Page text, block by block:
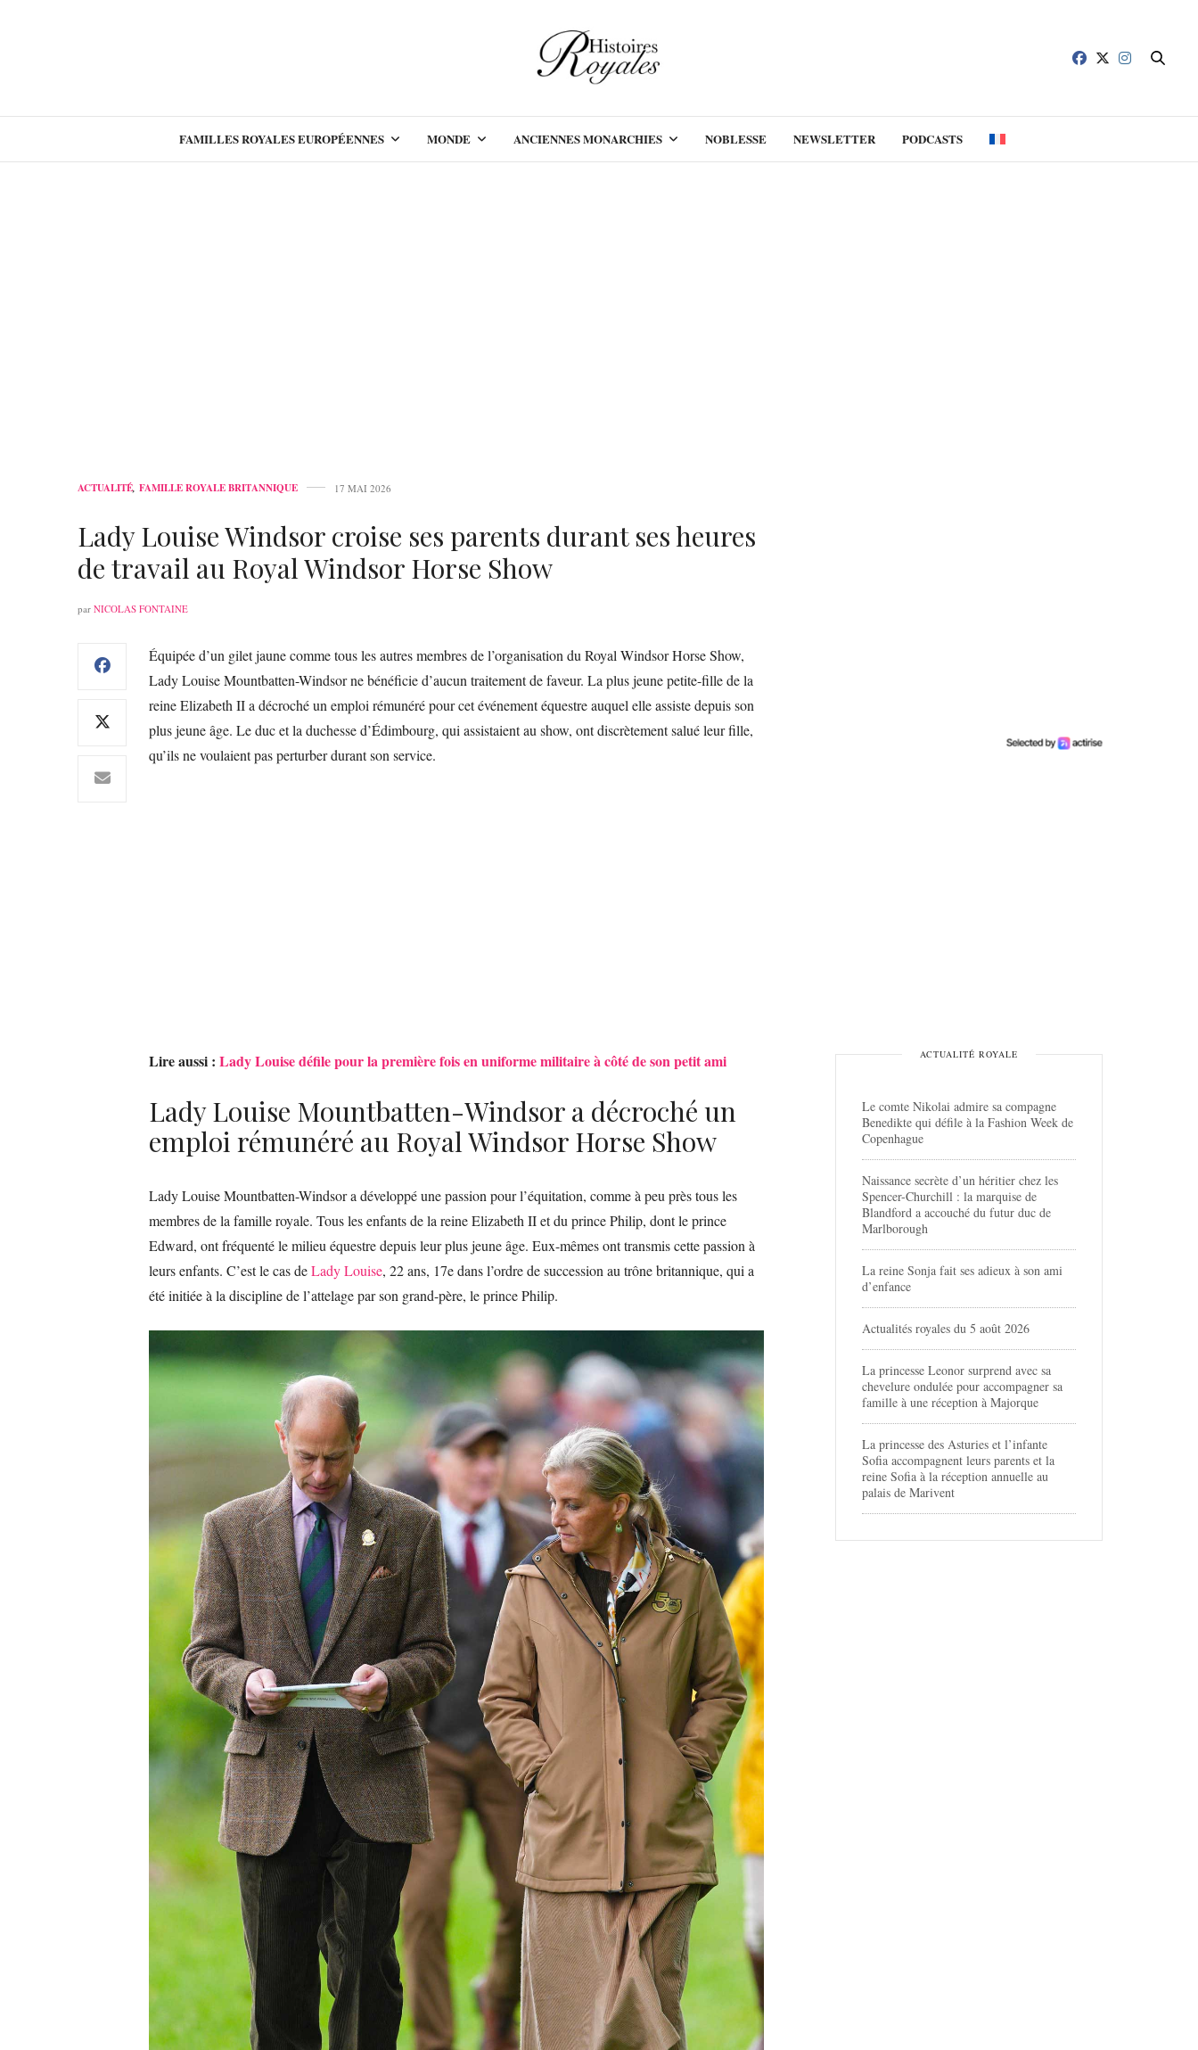
FAMILLES ROYALES EUROPÉENNES MONDE ANCIENNES MONARCHIES NOBLESSE NEWSLETTER PODCASTS
ACTUALITÉ, FAMILLE ROYALE BRITANNIQUE 17 MAI 2026
Lady Louise Windsor croise ses parents durant ses heures
de travail au Royal Windsor Horse Show
par NICOLAS FONTAINE
Équipée d’un gilet jaune comme tous les autres membres de l’organisation du Royal Windsor Horse Show,
Lady Louise Mountbatten-Windsor ne bénéficie d’aucun traitement de faveur. La plus jeune petite-fille de la
reine Elizabeth II a décroché un emploi rémunéré pour cet événement équestre auquel elle assiste depuis son
plus jeune âge. Le duc et la duchesse d’Édimbourg, qui assistaient au show, ont discrètement salué leur fille,
qu’ils ne voulaient pas perturber durant son service.
Lire aussi : Lady Louise défile pour la première fois en uniforme militaire à côté de son petit ami
Lady Louise Mountbatten-Windsor a décroché un
emploi rémunéré au Royal Windsor Horse Show
Lady Louise Mountbatten-Windsor a développé une passion pour l’équitation, comme à peu près tous les
membres de la famille royale. Tous les enfants de la reine Elizabeth II et du prince Philip, dont le prince
Edward, ont fréquenté le milieu équestre depuis leur plus jeune âge. Eux-mêmes ont transmis cette passion à
leurs enfants. C’est le cas deLady Louise, 22 ans, 17e dans l’ordre de succession au trône britannique, qui a
été initiée à la discipline de l’attelage par son grand-père, le prince Philip.
ACTUALITÉ ROYALE
Le comte Nikolai admire sa compagne
Benedikte qui défile à la Fashion Week de
Copenhague
Naissance secrète d’un héritier chez les
Spencer-Churchill : la marquise de
Blandford a accouché du futur duc de
Marlborough
La reine Sonja fait ses adieux à son ami
d’enfance
Actualités royales du 5 août 2026
La princesse Leonor surprend avec sa
chevelure ondulée pour accompagner sa
famille à une réception à Majorque
La princesse des Asturies et l’infante
Sofia accompagnent leurs parents et la
reine Sofia à la réception annuelle au
palais de Marivent